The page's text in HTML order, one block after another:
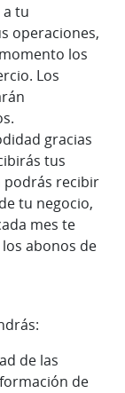
tu
operaciones,
los
Los
gracias
tus
podrás recibir
tu negocio,
mes te
abonos de
de las
de